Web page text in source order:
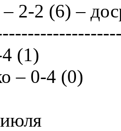
– 2-2 (6) –
(1)
– 0-4 (0)